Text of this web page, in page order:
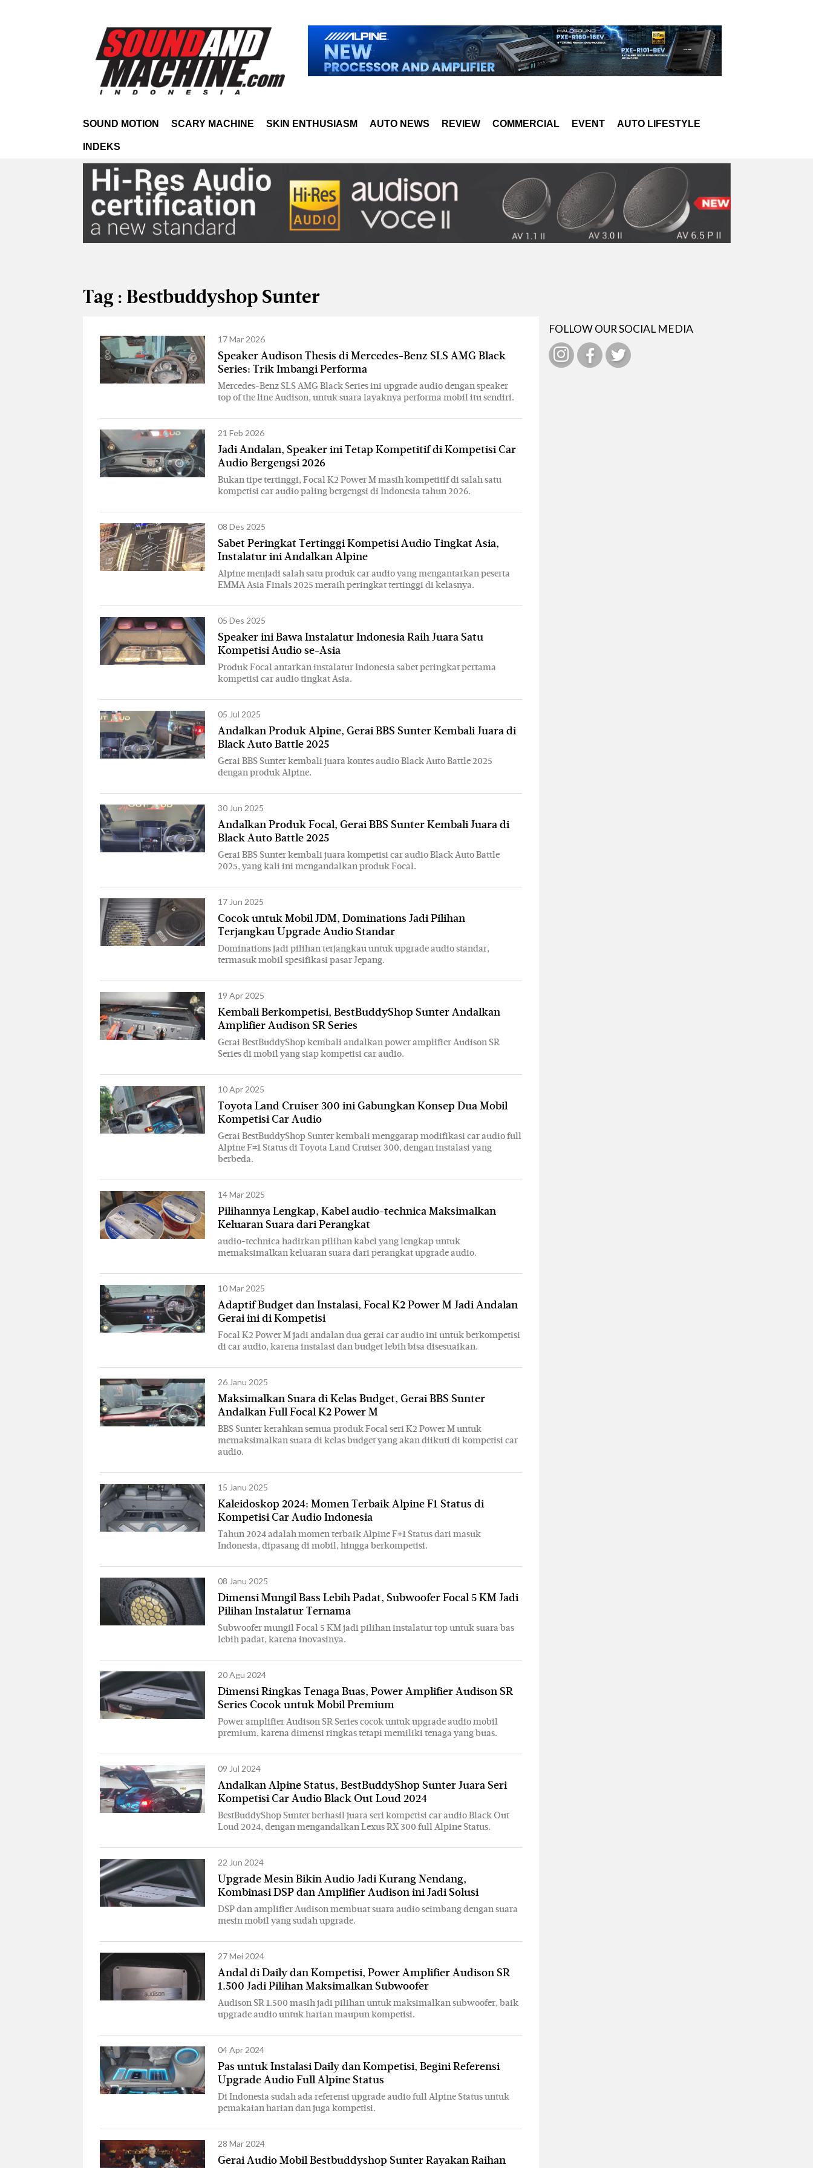
SOUND MOTION SCARY MACHINE SKIN ENTHUSIASM AUTO NEWS REVIEW COMMERCIAL EVENT AUTO LIFESTYLE
INDEKS
Tag : Bestbuddyshop Sunter
17 Mar 2026
Speaker Audison Thesis di Mercedes-Benz SLS AMG Black
Series: Trik Imbangi Performa
Mercedes-Benz SLS AMG Black Series ini upgrade audio dengan speaker
top of the line Audison, untuk suara layaknya performa mobil itu sendiri.
21 Feb 2026
Jadi Andalan, Speaker ini Tetap Kompetitif di Kompetisi Car
Audio Bergengsi 2026
Bukan tipe tertinggi, Focal K2 Power M masih kompetitif di salah satu
kompetisi car audio paling bergengsi di Indonesia tahun 2026.
08 Des 2025
Sabet Peringkat Tertinggi Kompetisi Audio Tingkat Asia,
Instalatur ini Andalkan Alpine
Alpine menjadi salah satu produk car audio yang mengantarkan peserta
EMMA Asia Finals 2025 meraih peringkat tertinggi di kelasnya.
05 Des 2025
Speaker ini Bawa Instalatur Indonesia Raih Juara Satu
Kompetisi Audio se-Asia
Produk Focal antarkan instalatur Indonesia sabet peringkat pertama
kompetisi car audio tingkat Asia.
05 Jul 2025
Andalkan Produk Alpine, Gerai BBS Sunter Kembali Juara di
Black Auto Battle 2025
Gerai BBS Sunter kembali juara kontes audio Black Auto Battle 2025
dengan produk Alpine.
30 Jun 2025
Andalkan Produk Focal, Gerai BBS Sunter Kembali Juara di
Black Auto Battle 2025
Gerai BBS Sunter kembali juara kompetisi car audio Black Auto Battle
2025, yang kali ini mengandalkan produk Focal.
17 Jun 2025
Cocok untuk Mobil JDM, Dominations Jadi Pilihan
Terjangkau Upgrade Audio Standar
Dominations jadi pilihan terjangkau untuk upgrade audio standar,
termasuk mobil spesifikasi pasar Jepang.
19 Apr 2025
Kembali Berkompetisi, BestBuddyShop Sunter Andalkan
Amplifier Audison SR Series
Gerai BestBuddyShop kembali andalkan power amplifier Audison SR
Series di mobil yang siap kompetisi car audio.
10 Apr 2025
Toyota Land Cruiser 300 ini Gabungkan Konsep Dua Mobil
Kompetisi Car Audio
Gerai BestBuddyShop Sunter kembali menggarap modifikasi car audio full
Alpine F#1 Status di Toyota Land Cruiser 300, dengan instalasi yang
berbeda.
14 Mar 2025
Pilihannya Lengkap, Kabel audio-technica Maksimalkan
Keluaran Suara dari Perangkat
audio-technica hadirkan pilihan kabel yang lengkap untuk
memaksimalkan keluaran suara dari perangkat upgrade audio.
10 Mar 2025
Adaptif Budget dan Instalasi, Focal K2 Power M Jadi Andalan
Gerai ini di Kompetisi
Focal K2 Power M jadi andalan dua gerai car audio ini untuk berkompetisi
di car audio, karena instalasi dan budget lebih bisa disesuaikan.
26 Janu 2025
Maksimalkan Suara di Kelas Budget, Gerai BBS Sunter
Andalkan Full Focal K2 Power M
BBS Sunter kerahkan semua produk Focal seri K2 Power M untuk
memaksimalkan suara di kelas budget yang akan diikuti di kompetisi car
audio.
15 Janu 2025
Kaleidoskop 2024: Momen Terbaik Alpine F1 Status di
Kompetisi Car Audio Indonesia
Tahun 2024 adalah momen terbaik Alpine F#1 Status dari masuk
Indonesia, dipasang di mobil, hingga berkompetisi.
08 Janu 2025
Dimensi Mungil Bass Lebih Padat, Subwoofer Focal 5 KM Jadi
Pilihan Instalatur Ternama
Subwoofer mungil Focal 5 KM jadi pilihan instalatur top untuk suara bas
lebih padat, karena inovasinya.
20 Agu 2024
Dimensi Ringkas Tenaga Buas, Power Amplifier Audison SR
Series Cocok untuk Mobil Premium
Power amplifier Audison SR Series cocok untuk upgrade audio mobil
premium, karena dimensi ringkas tetapi memiliki tenaga yang buas.
09 Jul 2024
Andalkan Alpine Status, BestBuddyShop Sunter Juara Seri
Kompetisi Car Audio Black Out Loud 2024
BestBuddyShop Sunter berhasil juara seri kompetisi car audio Black Out
Loud 2024, dengan mengandalkan Lexus RX 300 full Alpine Status.
22 Jun 2024
Upgrade Mesin Bikin Audio Jadi Kurang Nendang,
Kombinasi DSP dan Amplifier Audison ini Jadi Solusi
DSP dan amplifier Audison membuat suara audio seimbang dengan suara
mesin mobil yang sudah upgrade.
27 Mei 2024
Andal di Daily dan Kompetisi, Power Amplifier Audison SR
1.500 Jadi Pilihan Maksimalkan Subwoofer
Audison SR 1.500 masih jadi pilihan untuk maksimalkan subwoofer, baik
upgrade audio untuk harian maupun kompetisi.
04 Apr 2024
Pas untuk Instalasi Daily dan Kompetisi, Begini Referensi
Upgrade Audio Full Alpine Status
Di Indonesia sudah ada referensi upgrade audio full Alpine Status untuk
pemakaian harian dan juga kompetisi.
28 Mar 2024
Gerai Audio Mobil Bestbuddyshop Sunter Rayakan Raihan
FOLLOW OUR SOCIAL MEDIA